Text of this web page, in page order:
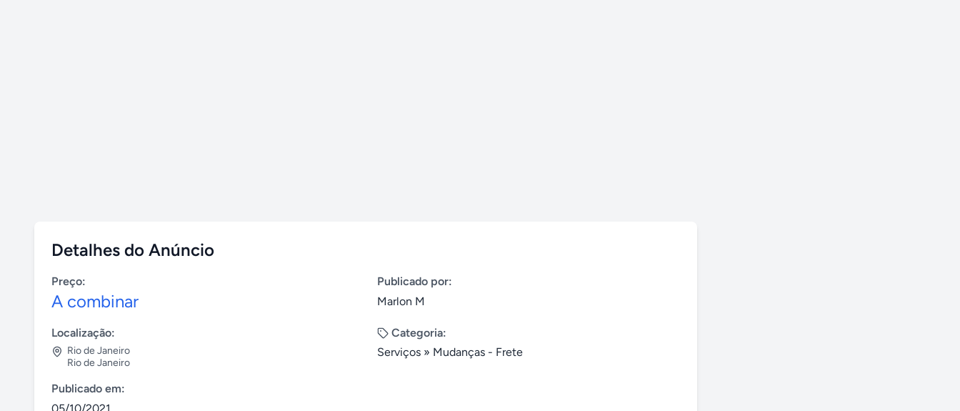
Detalhes do Anúncio
Preço:
A combinar
Publicado por:
Marlon M
Localização:
Rio de Janeiro
Rio de Janeiro
Categoria:
Serviços » Mudanças - Frete
Publicado em: